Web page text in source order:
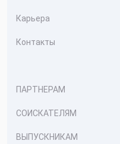
Карьера
Контакты
ПАРТНЕРАМ
СОИСКАТЕЛЯМ
ВЫПУСКНИКАМ